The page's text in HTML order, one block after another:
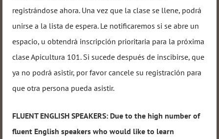
registrándose ahora. Una vez que la clase se llene, podrá
unirse a la lista de espera. Le notificaremos si se abre un
espacio, u obtendrá inscripción prioritaria para la próxima
clase Apicultura 101. Si sucede después de inscibirse, que
ya no podrá asistir, por favor cancele su registración para
que otra persona pueda asistir.
FLUENT ENGLISH SPEAKERS: Due to the high number of
fluent English speakers who would like to learn